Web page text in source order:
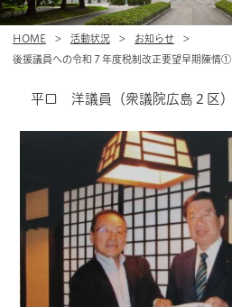
HOME > 活動状況 > お知らせ
>
後援議員への令和７年度税制改正要望早期陳情①
平口 洋議員（衆議院広島２区